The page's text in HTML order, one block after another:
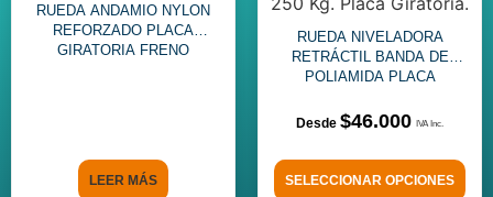
RUEDA ANDAMIO NYLON
REFORZADO PLACA
GIRATORIA FRENO
LEER MÁS
RUEDA NIVELADORA
RETRÁCTIL BANDA DE
POLIAMIDA PLACA
$46.000
SELECCIONAR OPCIONES